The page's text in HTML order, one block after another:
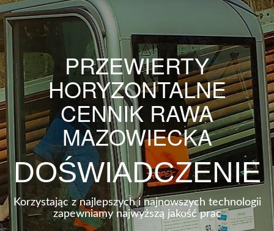
PRZEWIERTY
HORYZONTALNE
CENNIK RAWA
MAZOWIECKA
DOŚWIADCZENIE
Korzystając z najlepszych i najnowszych technologii
zapewniamy najwyższą jakość prac